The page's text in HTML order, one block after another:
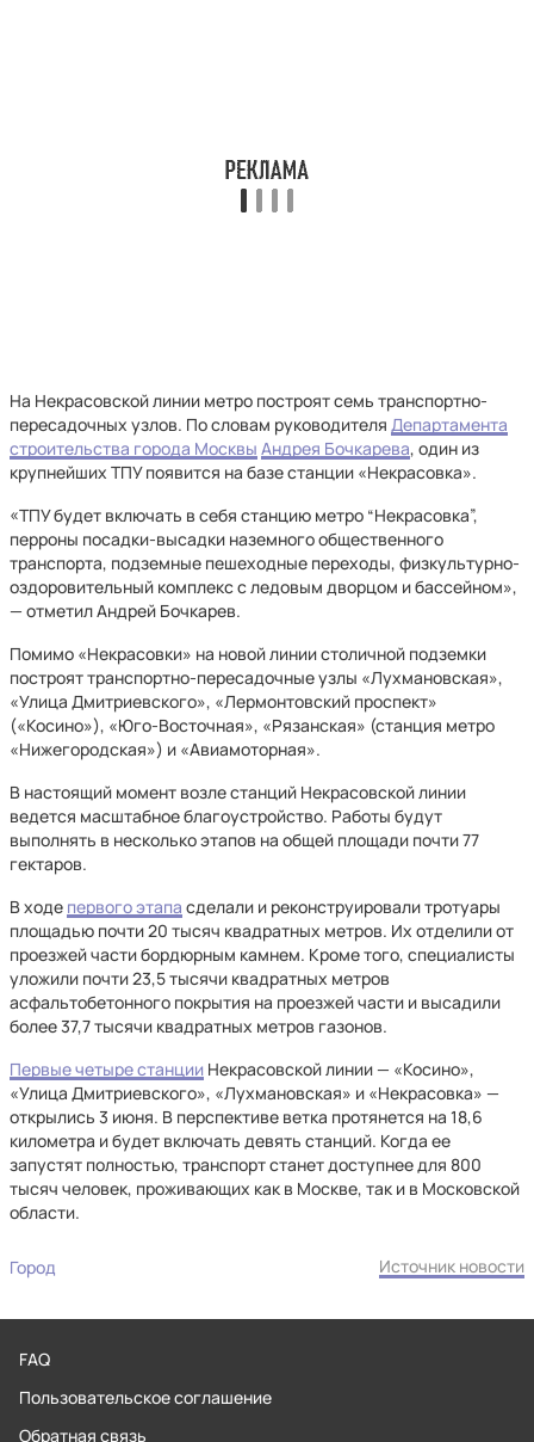
На Некрасовской линии метро построят семь транспортно-
пересадочных узлов. По словам руководителя Департамента
строительства города Москвы Андрея Бочкарева, один из
крупнейших ТПУ появится на базе станции «Некрасовка».
«ТПУ будет включать в себя станцию метро “Некрасовка”,
перроны посадки-высадки наземного общественного
транспорта, подземные пешеходные переходы, физкультурно-
оздоровительный комплекс с ледовым дворцом и бассейном»,
— отметил Андрей Бочкарев.
Помимо «Некрасовки» на новой линии столичной подземки
построят транспортно-пересадочные узлы «Лухмановская»,
«Улица Дмитриевского», «Лермонтовский проспект»
(«Косино»), «Юго-Восточная», «Рязанская» (станция метро
«Нижегородская») и «Авиамоторная».
В настоящий момент возле станций Некрасовской линии
ведется масштабное благоустройство. Работы будут
выполнять в несколько этапов на общей площади почти 77
гектаров.
В ходе первого этапа сделали и реконструировали тротуары
площадью почти 20 тысяч квадратных метров. Их отделили от
проезжей части бордюрным камнем. Кроме того, специалисты
уложили почти 23,5 тысячи квадратных метров
асфальтобетонного покрытия на проезжей части и высадили
более 37,7 тысячи квадратных метров газонов.
Первые четыре станции Некрасовской линии — «Косино»,
«Улица Дмитриевского», «Лухмановская» и «Некрасовка» —
открылись 3 июня. В перспективе ветка протянется на 18,6
километра и будет включать девять станций. Когда ее
запустят полностью, транспорт станет доступнее для 800
тысяч человек, проживающих как в Москве, так и в Московской
области.
Город Источник новости
FAQ
Пользовательское соглашение
Обратная связь